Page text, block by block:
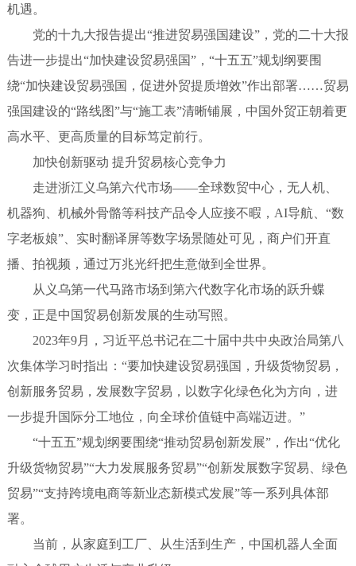
机遇。
党的十九大报告提出“推进贸易强国建设”，党的二十大报
告进一步提出“加快建设贸易强国”，“十五五”规划纲要围
绕“加快建设贸易强国，促进外贸提质增效”作出部署……贸易
强国建设的“路线图”与“施工表”清晰铺展，中国外贸正朝着更
高水平、更高质量的目标笃定前行。
加快创新驱动 提升贸易核心竞争力
走进浙江义乌第六代市场——全球数贸中心，无人机、
机器狗、机械外骨骼等科技产品令人应接不暇，AI导航、“数
字老板娘”、实时翻译屏等数字场景随处可见，商户们开直
播、拍视频，通过万兆光纤把生意做到全世界。
从义乌第一代马路市场到第六代数字化市场的跃升蝶
变，正是中国贸易创新发展的生动写照。
2023年9月，习近平总书记在二十届中共中央政治局第八
次集体学习时指出：“要加快建设贸易强国，升级货物贸易，
创新服务贸易，发展数字贸易，以数字化绿色化为方向，进
一步提升国际分工地位，向全球价值链中高端迈进。”
“十五五”规划纲要围绕“推动贸易创新发展”，作出“优化
升级货物贸易”“大力发展服务贸易”“创新发展数字贸易、绿色
贸易”“支持跨境电商等新业态新模式发展”等一系列具体部
署。
当前，从家庭到工厂、从生活到生产，中国机器人全面